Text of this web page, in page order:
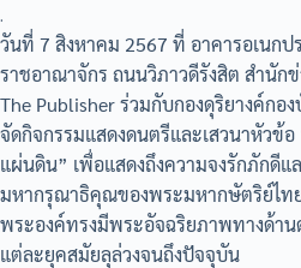
.
วันที่ 7 สิงหาคม 2567 ที่ อาคารอเนก
ราชอาณาจักร ถนนวิภาวดีรังสิต สำนัก
The Publisher ร่วมกับกองดุริยางค์กอ
จัดกิจกรรมแสดงดนตรีและเสวนาหัวข้
แผ่นดิน” เพื่อแสดงถึงความจงรักภักดี
มหากรุณาธิคุณของพระมหากษัตริย์ไท
พระองค์ทรงมีพระอัจฉริยภาพทางด้า
แต่ละยุคสมัยลุล่วงจนถึงปัจจุบัน